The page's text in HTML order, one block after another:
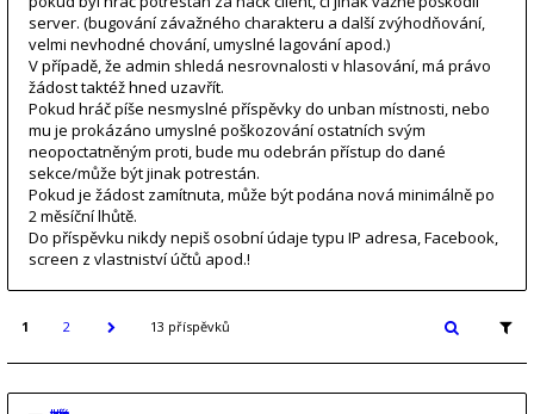
server. (bugování závažného charakteru a další zvýhodňování,
velmi nevhodné chování, umyslné lagování apod.)
V případě, že admin shledá nesrovnalosti v hlasování, má právo
žádost taktéž hned uzavřít.
Pokud hráč píše nesmyslné příspěvky do unban místnosti, nebo
mu je prokázáno umyslné poškozování ostatních svým
neopoctatněným proti, bude mu odebrán přístup do dané
sekce/může být jinak potrestán.
Pokud je žádost zamítnuta, může být podána nová minimálně po
2 měsíční lhůtě.
Do příspěvku nikdy nepiš osobní údaje typu IP adresa, Facebook,
screen z vlastniství účtů apod.!
1 2 13 příspěvků